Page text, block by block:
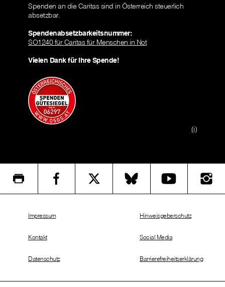
Spenden an die Caritas sind in Österreich steuerlich
absetzbar.
Spendenabsetzbarkeitsnummer:
SO1240 für Caritas für Menschen in Not
Vielen Dank für Ihre Spende!
(i)
Impressum
Kontakt
Datenschutz
Hinweisgeberschutz
Social Media
Barrierefreiheitserklärung